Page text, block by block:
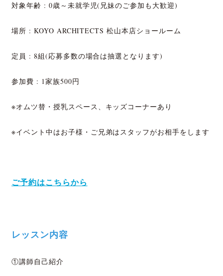
対象年齢 : 0歳～未就学児(兄妹のご参加も大歓迎)
場所 : KOYO ARCHITECTS 松山本店ショールーム
定員 : 8組(応募多数の場合は抽選となります)
参加費 : 1家族500円
※オムツ替・授乳スペース、キッズコーナーあり
※イベント中はお子様・ご兄弟はスタッフがお相手をします
ご予約はこちらから
レッスン内容
①講師自己紹介